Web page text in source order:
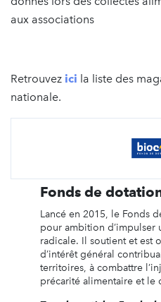
aux associations
Retrouvez ici la liste des
nationale.
Fonds de
Lancé en 2015, le Fonds
pour ambition d’impulser
radicale. Il soutient et est
d’intérêt général
territoires, à combattre
précarité alimentaire et le